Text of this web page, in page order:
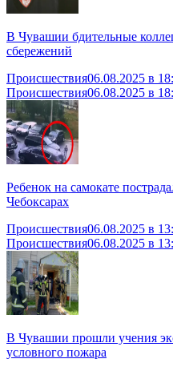
В Чувашии бдительные
сбережений
Происшествия06.08.2025 в
Происшествия06.08.2025 в
Ребенок на самокате
Чебоксарах
Происшествия06.08.2025 в
Происшествия06.08.2025 в
В Чувашии прошли учения
условного пожара